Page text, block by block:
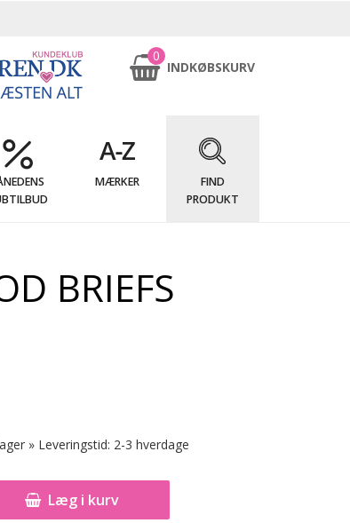
0
INDKØBSKURV
MÆRKER
FIND
PRODUKT
BRIEFS
Læg i kurv
» Leveringstid: 2-3 hverdage